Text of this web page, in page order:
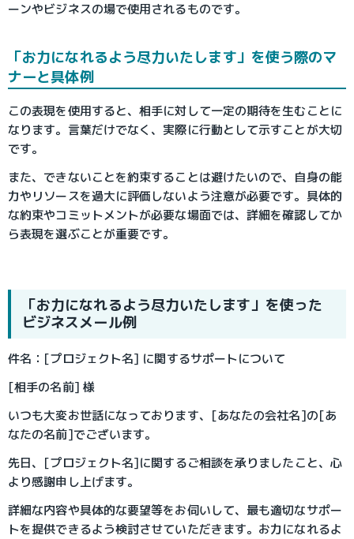
ーンやビジネスの場で使用されるものです。
「お力になれるよう尽力いたします」を使う際のマ
ナーと具体例
この表現を使用すると、相手に対して一定の期待を生むことに
なります。言葉だけでなく、実際に行動として示すことが大切
です。
また、できないことを約束することは避けたいので、自身の能
力やリソースを過大に評価しないよう注意が必要です。具体的
な約束やコミットメントが必要な場面では、詳細を確認してか
ら表現を選ぶことが重要です。
「お力になれるよう尽力いたします」を使った
ビジネスメール例
件名：[プロジェクト名] に関するサポートについて
[相手の名前] 様
いつも大変お世話になっております、[あなたの会社名]の[あ
なたの名前]でございます。
先日、[プロジェクト名]に関するご相談を承りましたこと、心
より感謝申し上げます。
詳細な内容や具体的な要望等をお伺いして、最も適切なサポー
トを提供できるよう検討させていただきます。お力になれるよ